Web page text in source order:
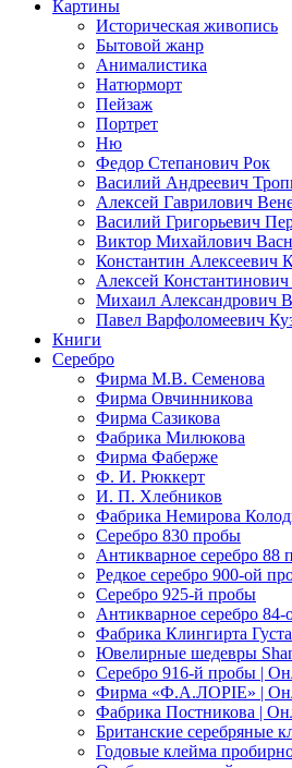
Картины
Историческая живопись
Бытовой жанр
Анималистика
Натюрморт
Пейзаж
Портрет
Ню
Федор Степанович Рок
Василий Андреевич
Алексей Гаврилович
Василий Григорьевич
Виктор Михайлович
Константин Алексеевич
Алексей Константинович
Михаил Александрович
Павел Варфоломеевич
Книги
Серебро
Фирма М.В. Семенова
Фирма Овчинникова
Фирма Сазикова
Фабрика Милюкова
Фирма Фаберже
Ф. И. Рюккерт
И. П. Хлебников
Фабрика Немирова
Серебро 830 пробы
Антикварное серебро 88
Редкое серебро 900-ой
Серебро 925-й пробы
Антикварное серебро
Фабрика Клингирта
Ювелирные шедевры
Серебро 916-й пробы |
Фирма «Ф.А.ЛОРIЕ» |
Фабрика Постникова |
Британские серебряные
Годовые клейма